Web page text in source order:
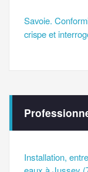
Savoie.
crispe et
Installation,